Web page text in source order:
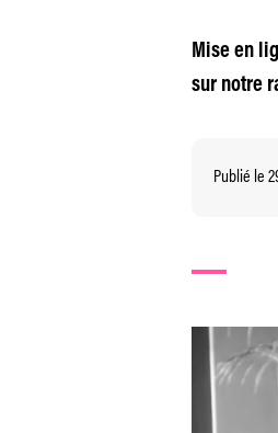
Mise en
sur notre
Publié le